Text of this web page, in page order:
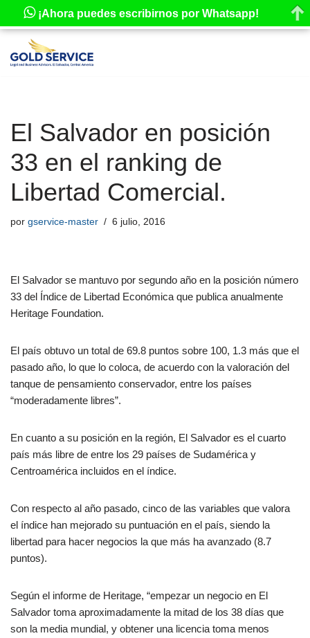
Saltar
El Salvador en posición
33 en el ranking de
Libertad Comercial.
por gservice-master 6 julio, 2016
El Salvador se mantuvo por segundo año en la posición número
33 del Índice de Libertad Económica que publica anualmente
Heritage Foundation.
El país obtuvo un total de 69.8 puntos sobre 100, 1.3 más que el
pasado año, lo que lo coloca, de acuerdo con la valoración del
tanque de pensamiento conservador, entre los países
“moderadamente libres”.
En cuanto a su posición en la región, El Salvador es el cuarto
país más libre de entre los 29 países de Sudamérica y
Centroamérica incluidos en el índice.
Con respecto al año pasado, cinco de las variables que valora
el índice han mejorado su puntuación en el país, siendo la
libertad para hacer negocios la que más ha avanzado (8.7
puntos).
Según el informe de Heritage, “empezar un negocio en El
Salvador toma aproximadamente la mitad de los 38 días que
son la media mundial, y obtener una licencia toma menos
¡Ahora puedes escribirnos por Whatsapp!